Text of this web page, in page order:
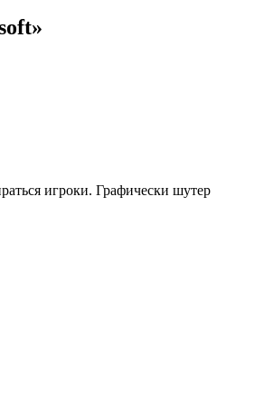
игроки. Графически шутер